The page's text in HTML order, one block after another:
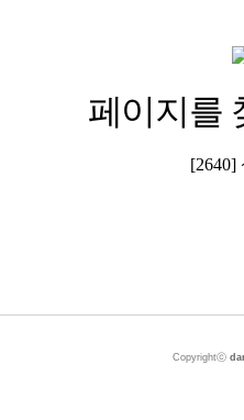
페이지를
[2640]
Copyrightⓒ